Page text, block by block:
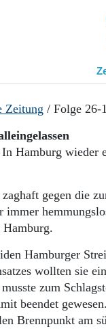
Zeitung / Folge 26-
Hamburg wieder
gegen die
immer
Hamburger
wollten sie
zum
beendet
Brennpunkt am